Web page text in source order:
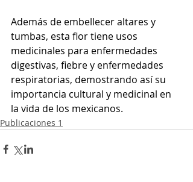
Además de embellecer altares y
tumbas, esta flor tiene usos
medicinales para enfermedades
digestivas, fiebre y enfermedades
respiratorias, demostrando así su
importancia cultural y medicinal en
la vida de los mexicanos.
Publicaciones 1